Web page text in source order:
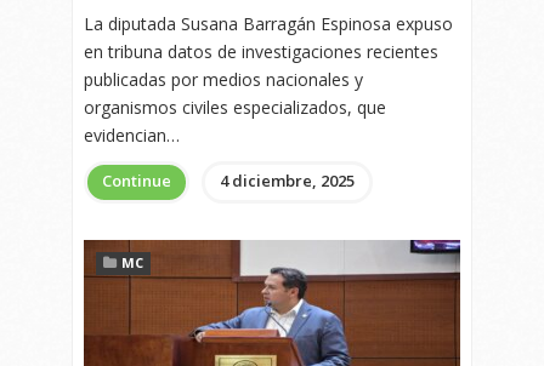
La diputada Susana Barragán Espinosa expuso
en tribuna datos de investigaciones recientes
publicadas por medios nacionales y
organismos civiles especializados, que
evidencian…
Continue 4 diciembre, 2025
MC